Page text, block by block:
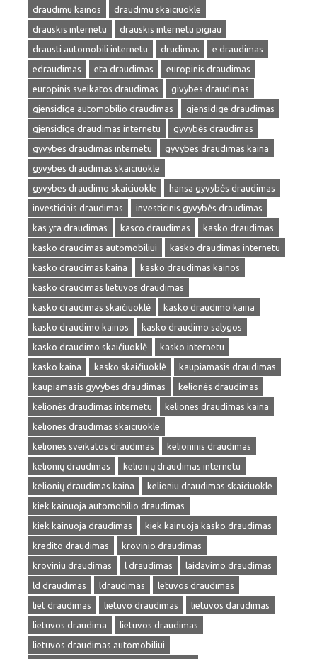
draudimu kainos
draudimu skaiciuokle
drauskis internetu
drauskis internetu pigiau
drausti automobili internetu
drudimas
e draudimas
edraudimas
eta draudimas
europinis draudimas
europinis sveikatos draudimas
givybes draudimas
gjensidige automobilio draudimas
gjensidige draudimas
gjensidige draudimas internetu
gyvybės draudimas
gyvybes draudimas internetu
gyvybes draudimas kaina
gyvybes draudimas skaiciuokle
gyvybes draudimo skaiciuokle
hansa gyvybės draudimas
investicinis draudimas
investicinis gyvybės draudimas
kas yra draudimas
kasco draudimas
kasko draudimas
kasko draudimas automobiliui
kasko draudimas internetu
kasko draudimas kaina
kasko draudimas kainos
kasko draudimas lietuvos draudimas
kasko draudimas skaičiuoklė
kasko draudimo kaina
kasko draudimo kainos
kasko draudimo salygos
kasko draudimo skaičiuoklė
kasko internetu
kasko kaina
kasko skaičiuoklė
kaupiamasis draudimas
kaupiamasis gyvybės draudimas
kelionės draudimas
kelionės draudimas internetu
keliones draudimas kaina
keliones draudimas skaiciuokle
keliones sveikatos draudimas
kelioninis draudimas
kelionių draudimas
kelionių draudimas internetu
kelionių draudimas kaina
kelioniu draudimas skaiciuokle
kiek kainuoja automobilio draudimas
kiek kainuoja draudimas
kiek kainuoja kasko draudimas
kredito draudimas
krovinio draudimas
kroviniu draudimas
l draudimas
laidavimo draudimas
ld draudimas
ldraudimas
letuvos draudimas
liet draudimas
lietuvo draudimas
lietuvos darudimas
lietuvos draudima
lietuvos draudimas
lietuvos draudimas automobiliui